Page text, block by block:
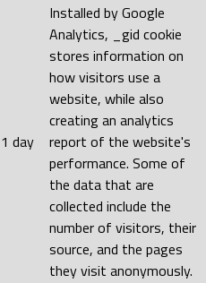
1 day
Installed by Google
Analytics, _gid cookie
stores information on
how visitors use a
website, while also
creating an analytics
report of the website's
performance. Some of
the data that are
collected include the
number of visitors, their
source, and the pages
they visit anonymously.